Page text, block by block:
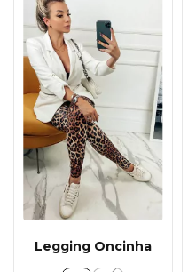
Legging Oncinha